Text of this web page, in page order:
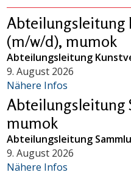
(m/w/d), mumok
Abteilungsleitung
9. August 2026
Nähere Infos
Abteilungsleitung
mumok
Abteilungsleitung
9. August 2026
Nähere Infos